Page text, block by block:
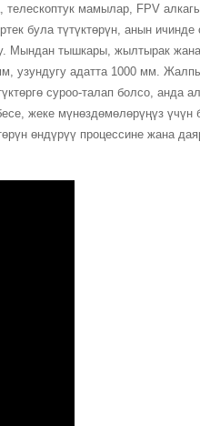
мамылар, FPV
була түтүктөрүн, анын
Мындан тышкары, жылтырак
узундугу адатта 1000 мм.
суроо-талап болсо, анда
жеке мүнөздөмөлөрүңүз үчүн
өндүрүү процессине жана